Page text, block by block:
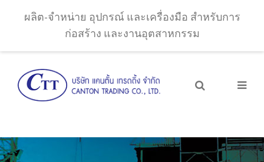
ผลิต-จำหน่าย อุปกรณ์ และเครื่องมือ สำหรับการ
ก่อสร้าง และงานอุตสาหกรรม